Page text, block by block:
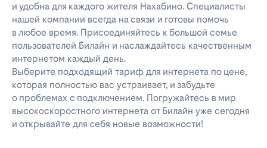
и удобна для каждого жителя Нахабино. Специалисты
нашей компании всегда на связи и готовы помочь
в любое время. Присоединяйтесь к большой семье
пользователей Билайн и наслаждайтесь качественным
интернетом каждый день.
Выберите подходящий тариф для интернета по цене,
которая полностью вас устраивает, и забудьте
о проблемах с подключением. Погружайтесь в мир
высокоскоростного интернета от Билайн уже сегодня
и открывайте для себя новые возможности!